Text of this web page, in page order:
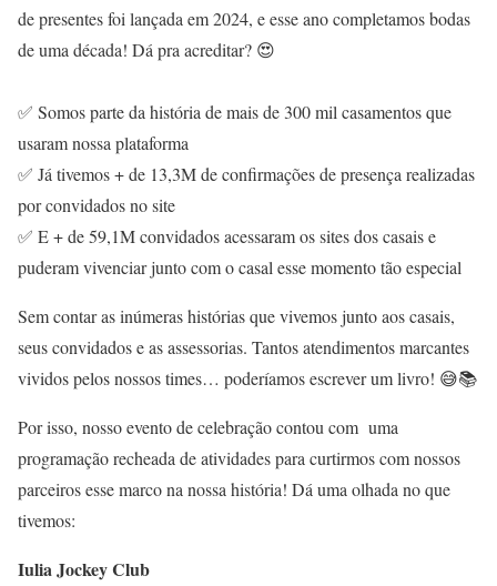
de presentes foi lançada em 2024, e esse ano completamos bodas
de uma década! Dá pra acreditar? 😍
✅ Somos parte da história de mais de 300 mil casamentos que
usaram nossa plataforma
✅ Já tivemos + de 13,3M de confirmações de presença realizadas
por convidados no site
✅ E + de 59,1M convidados acessaram os sites dos casais e
puderam vivenciar junto com o casal esse momento tão especial
Sem contar as inúmeras histórias que vivemos junto aos casais,
seus convidados e as assessorias. Tantos atendimentos marcantes
vividos pelos nossos times… poderíamos escrever um livro! 😅📚
Por isso, nosso evento de celebração contou com uma
programação recheada de atividades para curtirmos com nossos
parceiros esse marco na nossa história! Dá uma olhada no que
tivemos:
Iulia Jockey Club